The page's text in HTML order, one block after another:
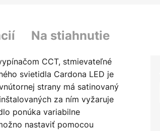
Na stiahnutie
CCT, stmievateľné
svietidla Cardona LED je
strany má satinovaný
za ním vyžaruje
ponúka variabilne
nastaviť pomocou